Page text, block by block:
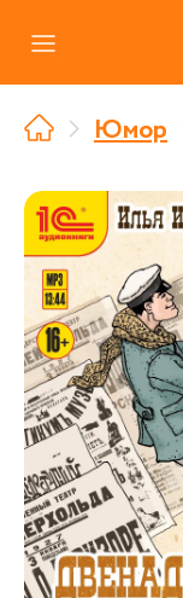
Где купить
Про аудиокниги
О нас
Партнерам
Юмор